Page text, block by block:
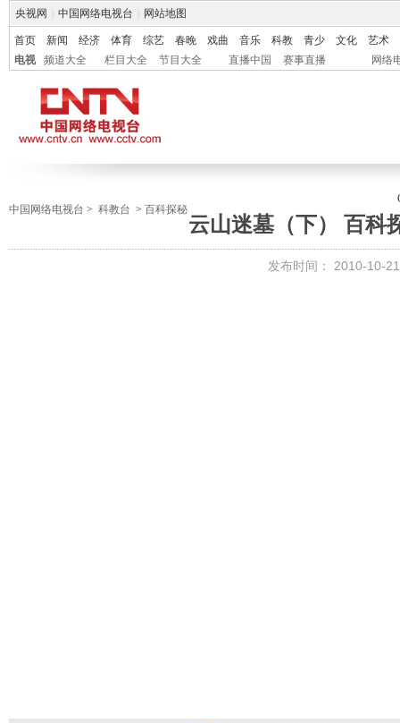
央视网 中国网络电视台 网站地图
首页 新闻 经济 体育 综艺 春晚 戏曲 音乐 科教 青少 文化
艺术
电视
频道大全 栏目大全 节目大全 直播中国 赛事直播 网络
中国网络电视台 > 科教台 > 百科探秘
云山迷墓（下） 百科
发布时间： 2010-10-